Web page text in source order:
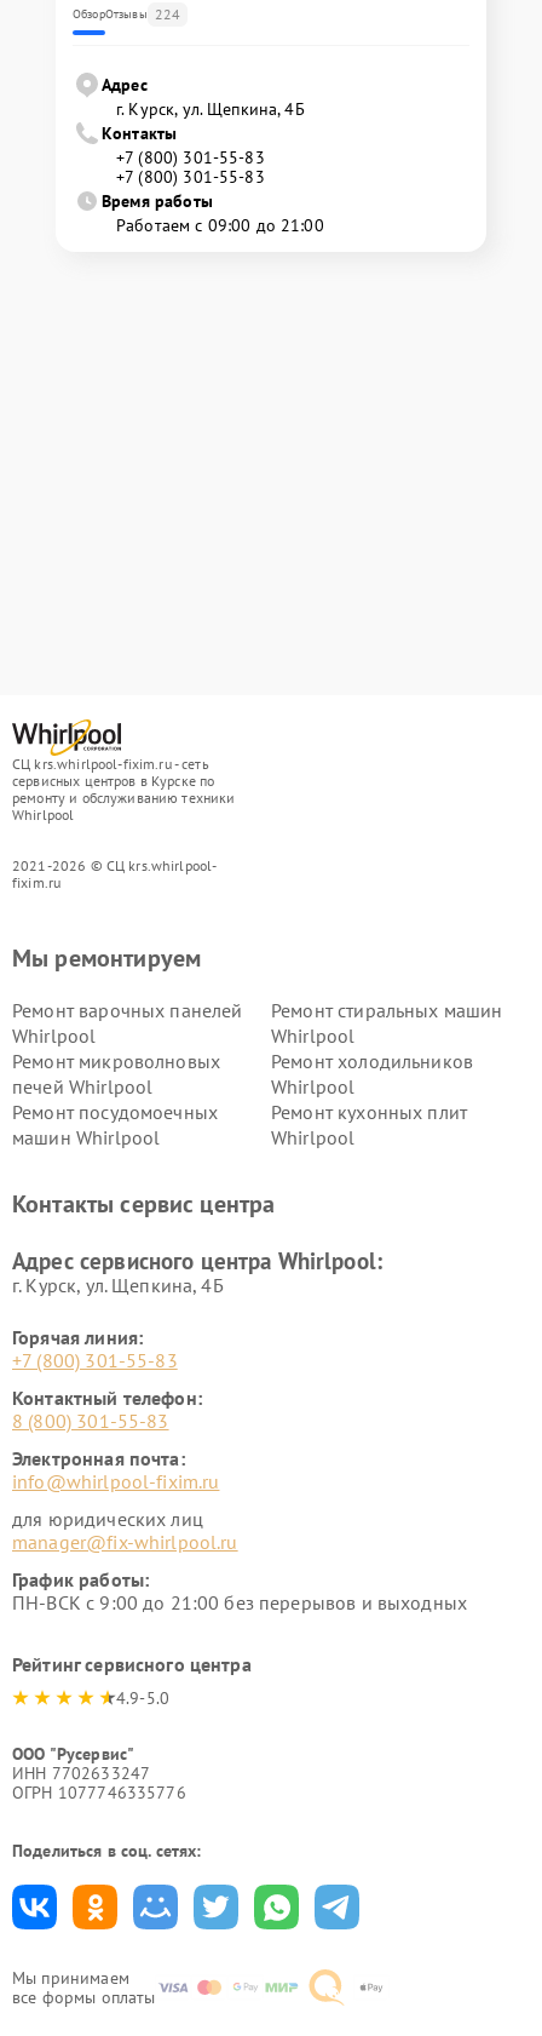
ОбзорОтзывы 224
Адрес
г. Курск, ул. Щепкина, 4Б
Контакты
+7 (800) 301-55-83
+7 (800) 301-55-83
Время работы
Работаем с 09:00 до 21:00
СЦ krs.whirlpool-fixim.ru - сеть
сервисных центров в Курске по
ремонту и обслуживанию техники
Whirlpool
2021-2026 © СЦ krs.whirlpool-
fixim.ru
Мы принимаем
все формы оплаты
Мы ремонтируем
Ремонт варочных панелей
Whirlpool
Ремонт стиральных машин
Whirlpool
Ремонт микроволновых
печей Whirlpool
Ремонт холодильников
Whirlpool
Ремонт посудомоечных
машин Whirlpool
Ремонт кухонных плит
Whirlpool
Контакты сервис центра
Адрес сервисного центра Whirlpool:
г. Курск, ул. Щепкина, 4Б
Горячая линия:
+7 (800) 301-55-83
Контактный телефон:
8 (800) 301-55-83
Электронная почта:
info@whirlpool-fixim.ru
для юридических лиц
manager@fix-whirlpool.ru
График работы:
ПН-ВСК с 9:00 до 21:00 без перерывов и выходных
Рейтинг сервисного центра
4.9-5.0
ООО "Русервис"
ИНН 7702633247
ОГРН 1077746335776
Поделиться в соц. сетях: